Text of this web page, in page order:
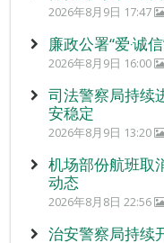
2026年8月9日 17:47
廉政公署“爱‧诚
2026年8月9日 16:00
司法警察局持续
安稳定
2026年8月9日 13:20
机场部份航班取
动态
2026年8月8日 22:56
治安警察局持续